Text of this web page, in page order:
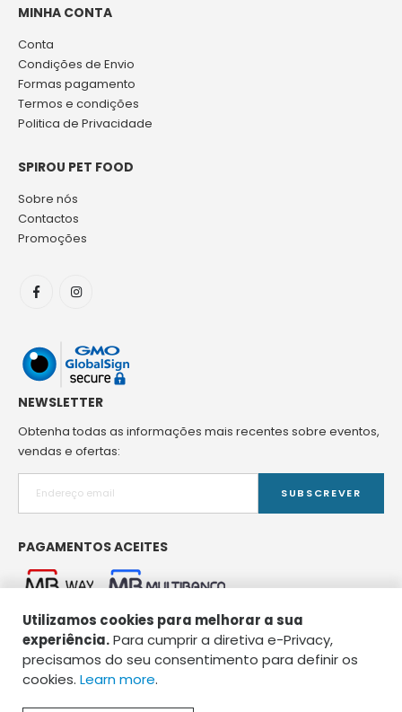
Utilizamos cookies para melhorar a sua
experiência.Para cumprir a diretiva e-Privacy,
precisamos do seu consentimento para definir os
cookies. Learn more.
MINHA CONTA
Conta
Condições de Envio
Formas pagamento
Termos e condições
Politica de Privacidade
SPIROU PET FOOD
Sobre nós
Contactos
Promoções
NEWSLETTER
Obtenha todas as informações mais recentes sobre eventos,
vendas e ofertas:
SUBSCREVER
PAGAMENTOS ACEITES